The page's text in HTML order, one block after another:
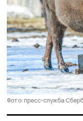
Фото: пресс-служба